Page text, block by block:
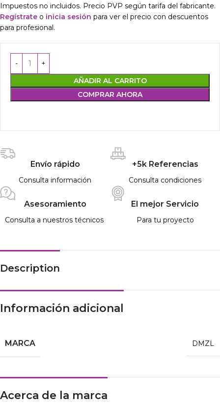
Impuestos no incluidos. Precio PVP según tarifa del fabricante.
Regístrate o inicia sesión para ver el precio con descuentos
para profesional.
AÑADIR AL CARRITO
COMPRAR AHORA
Envío rápido
Consulta información
+5k Referencias
Consulta condiciones
Asesoramiento
Consulta a nuestros técnicos
El mejor Servicio
Para tu proyecto
Description
Información adicional
MARCA DMZL
Acerca de la marca